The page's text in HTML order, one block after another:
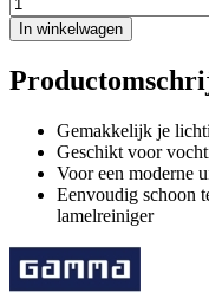
In winkelwagen
Gemakkelijk je
Geschikt voor
Voor een moderne
Eenvoudig schoon
lamelreiniger